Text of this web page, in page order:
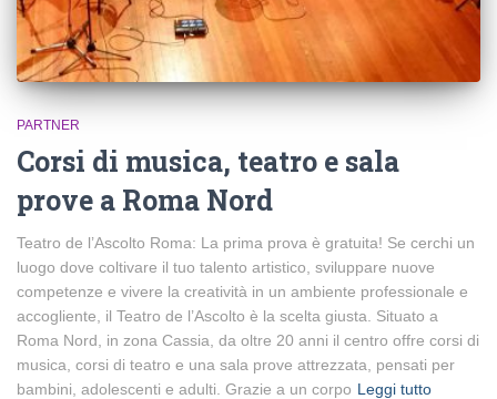
PARTNER
Corsi di musica, teatro e sala
prove a Roma Nord
Teatro de l’Ascolto Roma: La prima prova è gratuita! Se cerchi un
luogo dove coltivare il tuo talento artistico, sviluppare nuove
competenze e vivere la creatività in un ambiente professionale e
accogliente, il Teatro de l’Ascolto è la scelta giusta. Situato a
Roma Nord, in zona Cassia, da oltre 20 anni il centro offre corsi di
musica, corsi di teatro e una sala prove attrezzata, pensati per
bambini, adolescenti e adulti. Grazie a un corpo Leggi tutto